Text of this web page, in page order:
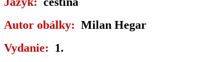
Autor obálky: Milan Hegar
Vydanie: 1.